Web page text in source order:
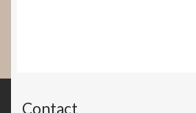
Contact